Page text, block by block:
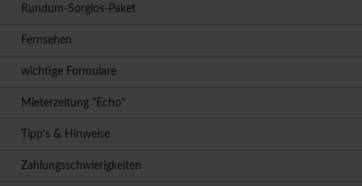
Rundum-Sorglos-Paket
Fernsehen
wichtige Formulare
Mieterzeitung "Echo"
Tipp's & Hinweise
Zahlungsschwierigkeiten